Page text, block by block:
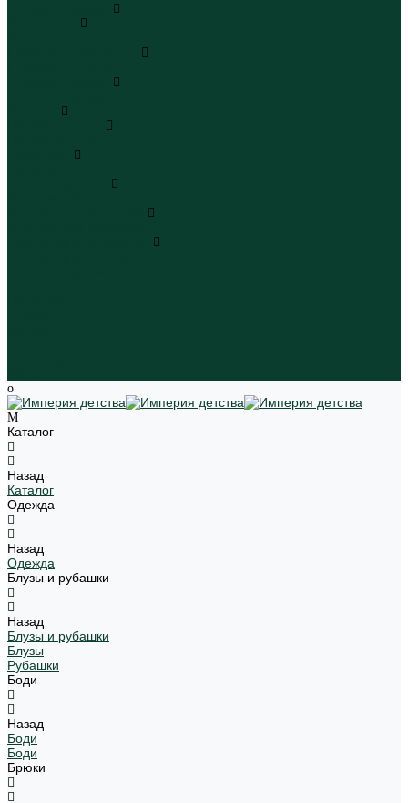
Каталог
Назад
Каталог
Одежда
Назад
Одежда
Блузы и рубашки
Назад
Блузы и рубашки
Блузы
Рубашки
Боди
Назад
Боди
Боди
Брюки